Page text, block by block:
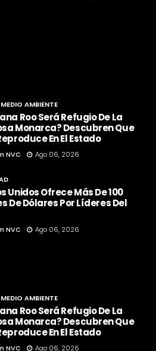
MEDIO AMBIENTE
Roo Será Refugio De La
Monarca? Descubren Que
En El Estado
NVC Ago 06, 2026
Unidos Ofrece Más De 100
De Dólares Por Líderes Del
NVC Ago 06, 2026
MEDIO AMBIENTE
Roo Será Refugio De La
Monarca? Descubren Que
En El Estado
NVC Ago 06, 2026